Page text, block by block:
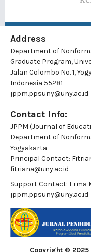
Address
Department of
Graduate Program,
Jalan Colombo No. 1,
Indonesia 55281
jppm.ppsuny@uny.ac.id
Contact Info:
JPPM (Journal of
Department of
Yogyakarta
Principal Contact:
fitriana@uny.ac.id
Support Contact: Erma
jppm.ppsuny@uny.ac.id
Copyright © 2025